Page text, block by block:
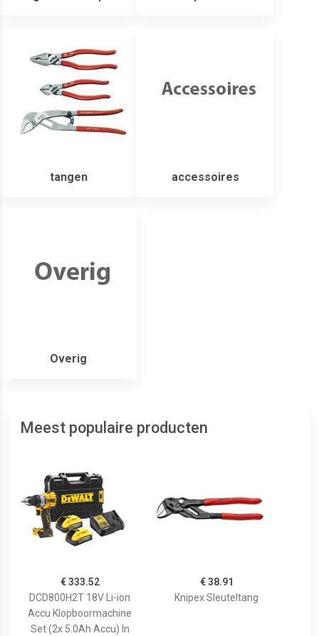
tangen accessoires
Overig
Meest populaire producten
€ 333.52
DCD800H2T 18V Li-ion
Accu Klopboormachine
Set (2x 5.0Ah Accu) In
€ 38.91
Knipex Sleuteltang